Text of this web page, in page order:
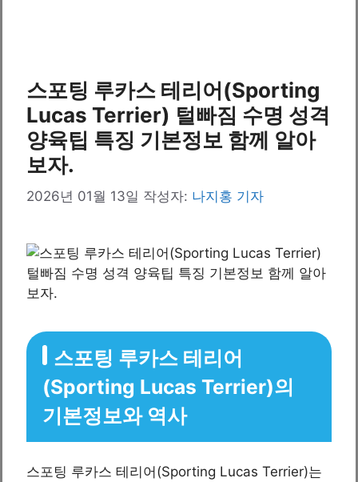
스포팅 루카스 테리어(Sporting
Lucas Terrier) 털빠짐 수명 성격
양육팁 특징 기본정보 함께 알아
보자.
2026년 01월 13일 작성자: 나지홍 기자
스포팅 루카스 테리어
(Sporting Lucas Terrier)의
기본정보와 역사
스포팅 루카스 테리어(Sporting Lucas Terrier)는